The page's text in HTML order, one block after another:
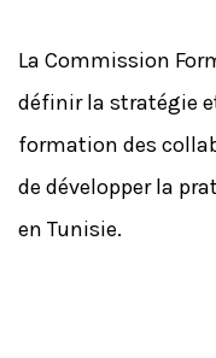
La Commission
définir la stratégie
formation des
de développer la
en Tunisie.